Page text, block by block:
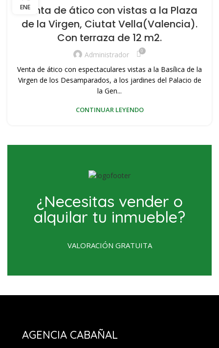
ENEÁTICO VENTA ZONA PLAYA VALENCIA
VENDER MI VIVIENDA,VENDER PISO ,VIVIENDAS DE OCASION
Venta de ático con vistas a la Plaza
de la Virgen, Ciutat Vella(Valencia).
Con terraza de 12 m2.
Administrador 0
Venta de ático con espectaculares vistas a la Basílica de la
Virgen de los Desamparados, a los jardines del Palacio de
la Gen...
CONTINUAR LEYENDO
¿Necesitas vender o
alquilar tu inmueble?
VALORACIÓN GRATUITA
AGENCIA CABAÑAL